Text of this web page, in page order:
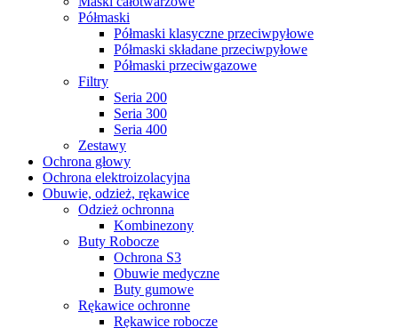
Półmaski
Półmaski klasyczne przeciwpyłowe
Półmaski składane przeciwpyłowe
Półmaski przeciwgazowe
Filtry
Seria 200
Seria 300
Seria 400
Zestawy
Ochrona głowy
Ochrona elektroizolacyjna
Obuwie, odzież, rękawice
Odzież ochronna
Kombinezony
Buty Robocze
Ochrona S3
Obuwie medyczne
Buty gumowe
Rękawice ochronne
Rękawice robocze